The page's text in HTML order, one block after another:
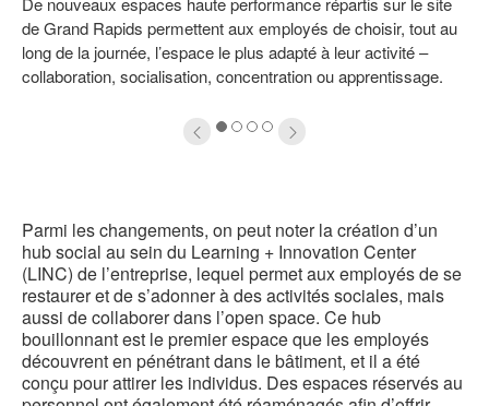
de Grand Rapids permettent aux employés de choisir, tout au
long de la journée, l’espace le plus adapté à leur activité –
collaboration, socialisation, concentration ou apprentissage.
1234
Parmi les changements, on peut noter la création d’un
hub social au sein du Learning + Innovation Center
(LINC) de l’entreprise, lequel permet aux employés de se
restaurer et de s’adonner à des activités sociales, mais
aussi de collaborer dans l’open space. Ce hub
bouillonnant est le premier espace que les employés
découvrent en pénétrant dans le bâtiment, et il a été
conçu pour attirer les individus. Des espaces réservés au